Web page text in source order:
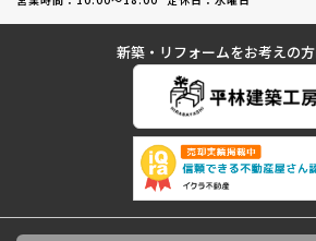
新築・リフォームをお考えの